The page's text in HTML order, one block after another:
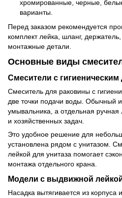
хромированные, черные,
варианты.
Перед заказом рекомендуется
комплект лейка, шланг,
монтажные детали.
Основные виды
Смесители с
Смеситель для раковины с
две точки подачи воды. Обычный
умывальника, а отдельная ручная
и хозяйственных задач.
Это удобное решение для
установлена рядом с унитазом.
лейкой для унитаза помогает
монтажа отдельного крана.
Модели с выдвижной
Насадка вытягивается из корпуса